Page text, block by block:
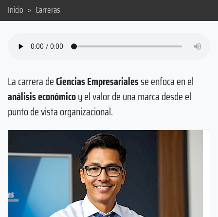
Inicio > Carreras
La carrera deCiencias Empresarialesse enfoca en el
análisis económicoy el valor de una marca desde el
punto de vista organizacional.